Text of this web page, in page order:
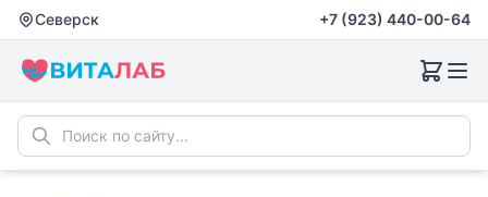
Северск +7 (923) 440-00-64